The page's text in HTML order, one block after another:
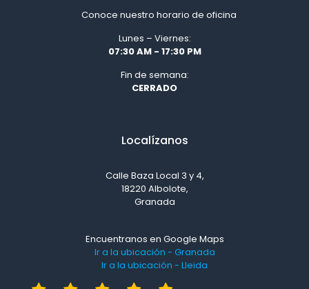
Conoce nuestro horario de oficina
Lunes – Viernes:
07:30 AM - 17:30 PM
Fin de semana:
CERRADO
Localízanos
Calle Baza Local 3 y 4,
18220 Albolote,
Granada
Encuentranos en Google Maps
Ir a la ubicación - Granada
Ir a la ubicación - Lleida